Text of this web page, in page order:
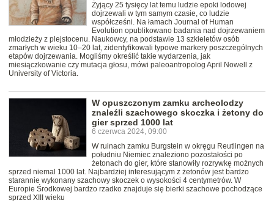
Żyjący 25 tysięcy lat temu ludzie epoki lodowej
dojrzewali w tym samym czasie, co ludzie
współcześni. Na łamach Journal of Human
Evolution opublikowano badania nad dojrzewaniem
młodzieży z plejstocenu. Naukowcy, na podstawie 13 szkieletów osób
zmarłych w wieku 10–20 lat, zidentyfikowali typowe markery poszczególnych
etapów dojrzewania. Mogliśmy określić takie wydarzenia, jak
miesiączkowanie czy mutacja głosu, mówi paleoantropolog April Nowell z
University of Victoria.
W opuszczonym zamku archeolodzy
znaleźli szachowego skoczka i żetony do
gier sprzed 1000 lat
6 czerwca 2024, 09:00
W ruinach zamku Burgstein w okręgu Reutlingen na
południu Niemiec znaleziono pozostałości po
żetonach do gier, które stanowiły rozrywkę możnych
sprzed niemal 1000 lat. Najbardziej interesującym z żetonów jest bardzo
starannie wykonany szachowy skoczek o wysokości 4 centymetrów. W
Europie Środkowej bardzo rzadko znajduje się bierki szachowe pochodzące
sprzed XIII wieku